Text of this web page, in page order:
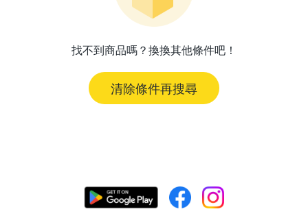
找不到商品嗎？換換其他條件吧！
清除條件再搜尋